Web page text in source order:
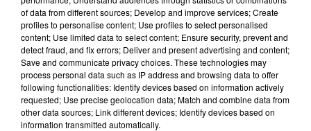
6 août 2026
Weezer prépare la sortie de son nouvel
album en dévoilant une...
of data from different sources; Develop and improve services; Create
profiles to personalise content; Use profiles to select personalised
content; Use limited data to select content; Ensure security, prevent and
detect fraud, and fix errors; Deliver and present advertising and content;
Save and communicate privacy choices. These technologies may
process personal data such as IP address and browsing data to offer
following functionalities: Identify devices based on information actively
requested; Use precise geolocation data; Match and combine data from
other data sources; Link different devices; Identify devices based on
information transmitted automatically.